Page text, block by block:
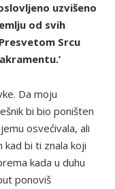
uzvišeno
od svih
Srcu
Da moju
bi bio poništen
osvećivala, ali
kad bi ti znala koji
kada u duhu
ponoviš